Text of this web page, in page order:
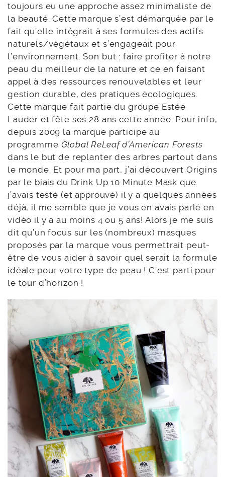
toujours eu une approche assez minimaliste de
la beauté. Cette marque s’est démarquée par le
fait qu’elle intégrait à ses formules des actifs
naturels/végétaux et s’engageait pour
l’environnement. Son but : faire profiter à notre
peau du meilleur de la nature et ce en faisant
appel à des ressources renouvelables et leur
gestion durable, des pratiques écologiques.
Cette marque fait partie du groupe Estée
Lauder et fête ses 28 ans cette année. Pour info,
depuis 2009 la marque participe au
programme Global ReLeaf d’American Forests
dans le but de replanter des arbres partout dans
le monde. Et pour ma part, j’ai découvert Origins
par le biais du Drink Up 10 Minute Mask que
j’avais testé (et approuvé) il y a quelques années
déjà, il me semble que je vous en avais parlé en
vidéo il y a au moins 4 ou 5 ans! Alors je me suis
dit qu’un focus sur les (nombreux) masques
proposés par la marque vous permettrait peut-
être de vous aider à savoir quel serait la formule
idéale pour votre type de peau ! C’est parti pour
le tour d’horizon !